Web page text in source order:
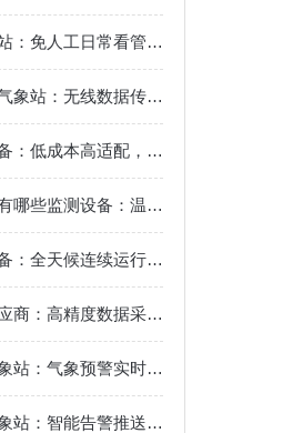
公园自动气象站：免人工日常看管，节省运维成本
九要素一体式气象站：无线数据传输，云端实时查看
校园气象站设备：低成本高适配，校园气象站建设方案
一般气象站都有哪些监测设备：温湿度风速风向，降雨量实时监测
标准气象站设备：全天候连续运行，抗干扰数据传输
自动气象站供应商：高精度数据采集，毫秒级数据传输
校园全自动气象站：气象预警实时推送，校园安全防护升级
智能的自动气象站：智能告警推送，提升数据响应效率